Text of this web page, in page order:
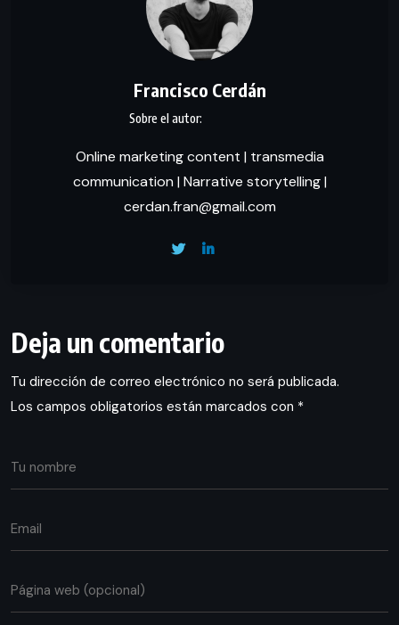
Francisco Cerdán
Online marketing content | transmedia
communication | Narrative storytelling |
cerdan.fran@gmail.com
Deja un comentario
Tu dirección de correo electrónico no será publicada.
Los campos obligatorios están marcados con *